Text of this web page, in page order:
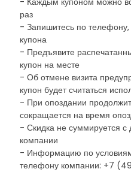
раз
- Запишитесь по
купона
- Предъявите
купон на месте
- Об отмене визита
купон будет считаться
- При опоздании
сокращается на время
- Скидка не суммируется
компании
- Информацию по
телефону компании: +7